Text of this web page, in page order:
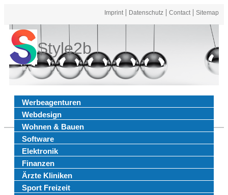
Imprint Datenschutz Contact Sitemap
Style2b
Werbeagenturen
Webdesign
Wohnen & Bauen
Software
Elektronik
Finanzen
Ärzte Kliniken
Sport Freizeit